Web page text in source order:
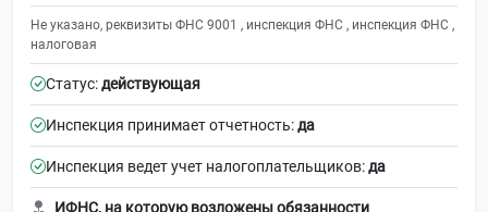
Не указано, реквизиты ФНС 9001 , инспекция ФНС , инспекция ФНС ,
налоговая
Статус:действующая
Инспекция принимает отчетность:да
Инспекция ведет учет налогоплательщиков:да
ИФНС, на которую возложены обязанности